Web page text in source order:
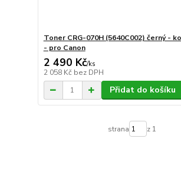
Toner CRG-070H (5640C002) černý -
- pro Canon
2 490 Kč/ks
2 058 Kč bez DPH
Přidat do košíku
strana z 1